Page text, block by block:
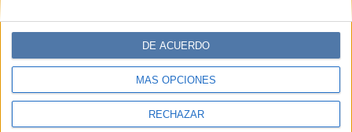
MÁS OPCIONES
RECHAZAR
DE ACUERDO